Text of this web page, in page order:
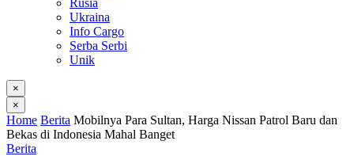
Rusia
Ukraina
Info Cargo
Serba Serbi
Unik
×
×
Home Berita Mobilnya Para Sultan, Harga Nissan Patrol Baru dan
Bekas di Indonesia Mahal Banget
Berita